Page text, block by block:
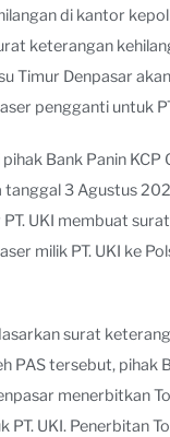
di kantor
keterangan
Timur Denpasar
pengganti untuk
Bank Panin KCP
tanggal 3 Agustus
UKI membuat
milik PT. UKI ke
surat
PAS tersebut, pihak
menerbitkan
PT. UKI. Penerbitan